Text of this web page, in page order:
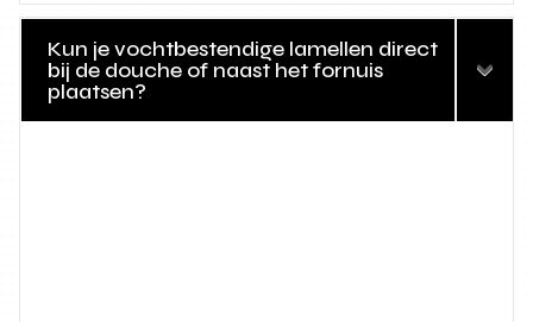
Kun je vochtbestendige lamellen direct
bij de douche of naast het fornuis
plaatsen?